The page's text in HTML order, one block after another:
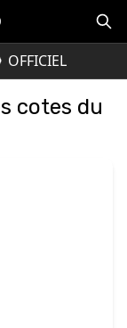
OFFICIEL
cotes du